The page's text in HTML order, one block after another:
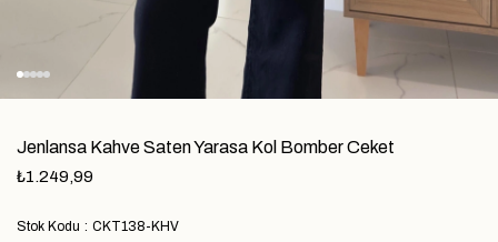
Jenlansa Kahve Saten Yarasa Kol Bomber Ceket
₺1.249,99
Stok Kodu
CKT138-KHV